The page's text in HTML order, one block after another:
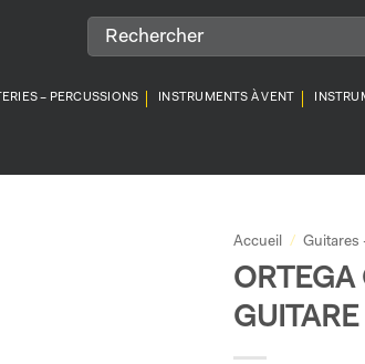
– PERCUSSIONS INSTRUMENTS À VENT
Accueil / Guitares